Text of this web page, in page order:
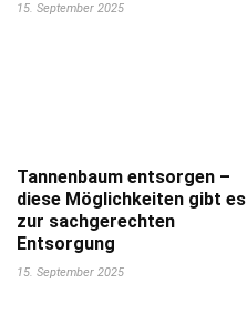
15. September 2025
Tannenbaum entsorgen –
diese Möglichkeiten gibt es
zur sachgerechten
Entsorgung
15. September 2025